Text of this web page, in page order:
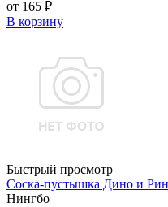
от 165 ₽
В корзину
Быстрый просмотр
Соска-пустышка Дино и
Нингбо